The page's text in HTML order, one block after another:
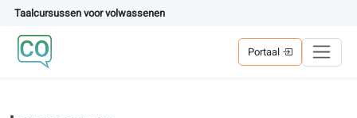
Taalcursussen voor volwassenen
Portaal